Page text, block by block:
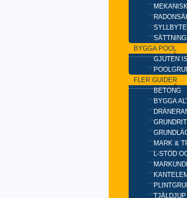
SYLLBYTE
BYGGA POOL
GJUTEN
FLER GUIDER
BETONG
BYGGA
MARK &
L-STÖD
TJÄLDJUP